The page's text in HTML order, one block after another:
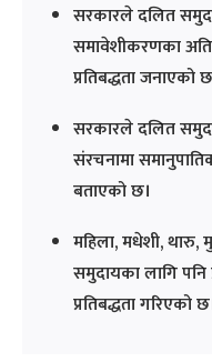
सरकारले दलित
समावेशीकरणका
प्रतिबद्धता जनाएको
सरकारले दलित
संरचनामा
बताएको छ।
महिला, मधेशी, थारु,
समुदायका लागि पनि
प्रतिबद्धता गरिएको